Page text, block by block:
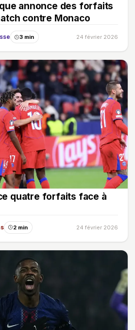
annonce des forfaits
contre Monaco
3 min 24 février 2026
quatre forfaits face à
2 min 24 février 2026